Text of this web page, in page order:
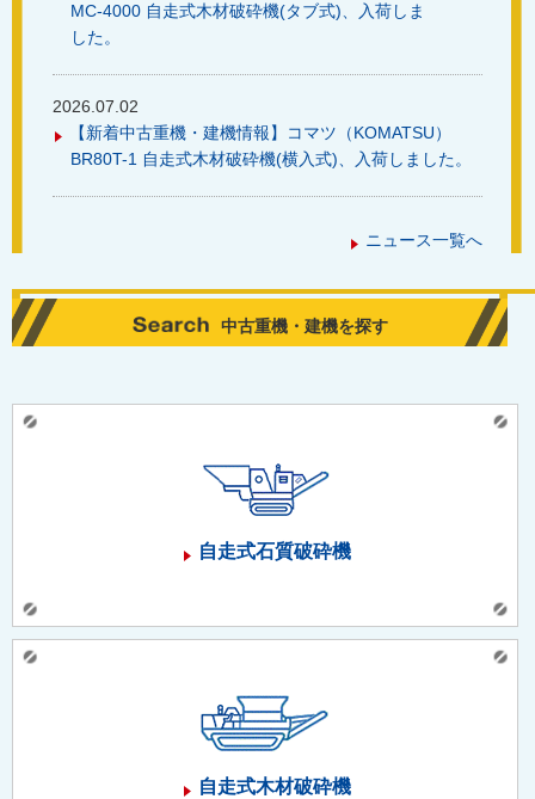
MC-4000 自走式木材破砕機(タブ式)、入荷しま
した。
2026.07.02
【新着中古重機・建機情報】コマツ（KOMATSU）
BR80T-1 自走式木材破砕機(横入式)、入荷しました。
ニュース一覧へ
中古重機・建機を探す
自走式石質破砕機
自走式木材破砕機